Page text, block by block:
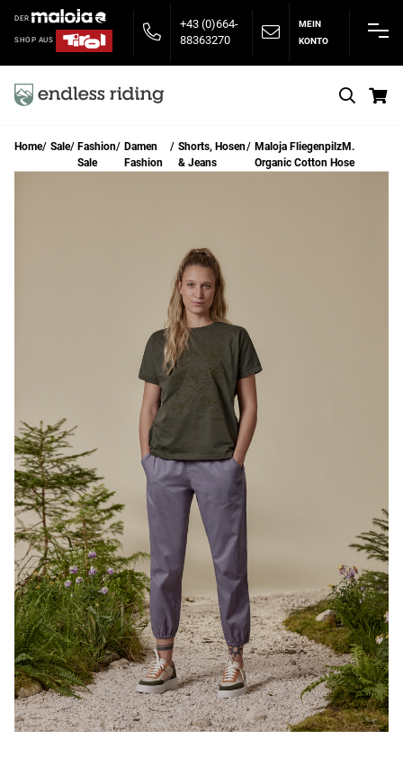
DER
SHOP AUS
+43 (0)664-
88363270
MEIN
KONTO
Home Sale
Fashion
Sale
Damen
Fashion
Shorts, Hosen
& Jeans
Maloja FliegenpilzM.
Organic Cotton Hose